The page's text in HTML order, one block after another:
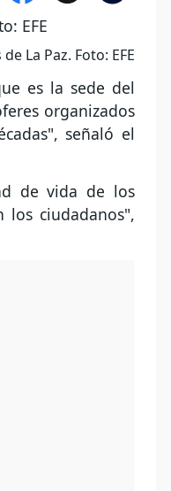
La Paz. Foto: EFE
es la sede del
organizados
señaló el
de vida de los
los ciudadanos",